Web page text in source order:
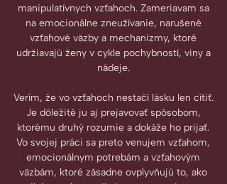
manipulatívnych vzťahoch. Zameriavam sa
na emocionálne zneužívanie, narušené
vzťahové väzby a mechanizmy, ktoré
udržiavajú ženy v cykle pochybností, viny a
nádeje.
Verím, že vo vzťahoch nestačí lásku len cítiť.
Je dôležité ju aj prejavovať spôsobom,
ktorému druhý rozumie a dokáže ho prijať.
Vo svojej práci sa preto venujem vzťahom,
emocionálnym potrebám a vzťahovým
väzbám, ktoré zásadne ovplyvňujú to, ako